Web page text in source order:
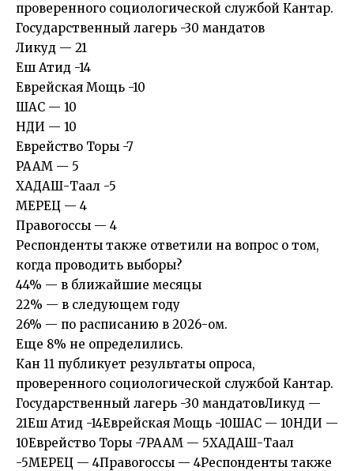
проверенного социологической службой Кантар.
Государственный лагерь -30 мандатов
Ликуд — 21
Еш Атид -14
Еврейская Мощь -10
ШАС — 10
НДИ — 10
Еврейство Торы -7
РААМ — 5
ХАДАШ-Таал -5
МЕРЕЦ — 4
Правогоссы — 4
Респонденты также ответили на вопрос о том,
когда проводить выборы?
44% — в ближайшие месяцы
22% — в следующем году
26% — по расписанию в 2026-ом.
Еще 8% не определились.
Кан 11 публикует результаты опроса,
проверенного социологической службой Кантар.
Государственный лагерь -30 мандатовЛикуд —
21Еш Атид -14Еврейская Мощь -10ШАС — 10НДИ —
10Еврейство Торы -7РААМ — 5ХАДАШ-Таал
-5МЕРЕЦ — 4Правогоссы — 4Респонденты также